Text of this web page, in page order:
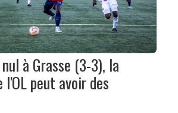
à Grasse (3-3), la
l'OL peut avoir des